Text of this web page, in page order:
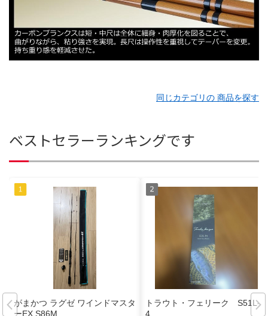
同じカテゴリの 商品を探す
ベストセラーランキングです
がまかつ ラグゼ ワインドマスタ
ーEX S86M
トラウト・フェリーク S51L-P
4